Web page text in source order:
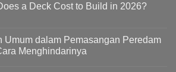
a Deck Cost to Build in 2026?
Umum dalam Pemasangan Peredam
Menghindarinya